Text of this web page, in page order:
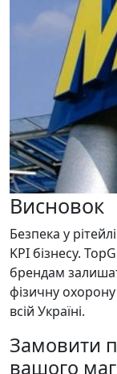
Висновок
Безпека у
KPI бізнесу.
брендам
фізичну охорону
всій Україні.
Замовити
вашого